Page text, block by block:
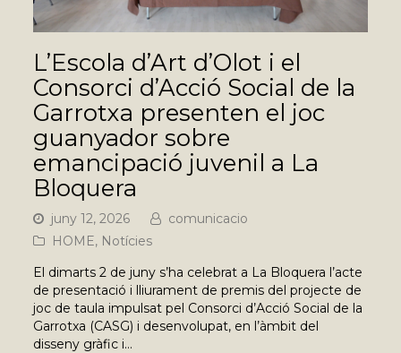
L’Escola d’Art d’Olot i el
Consorci d’Acció Social de la
Garrotxa presenten el joc
guanyador sobre
emancipació juvenil a La
Bloquera
juny 12, 2026
comunicacio
HOME, Notícies
El dimarts 2 de juny s’ha celebrat a La Bloquera l’acte
de presentació i lliurament de premis del projecte de
joc de taula impulsat pel Consorci d’Acció Social de la
Garrotxa (CASG) i desenvolupat, en l’àmbit del
disseny gràfic i…